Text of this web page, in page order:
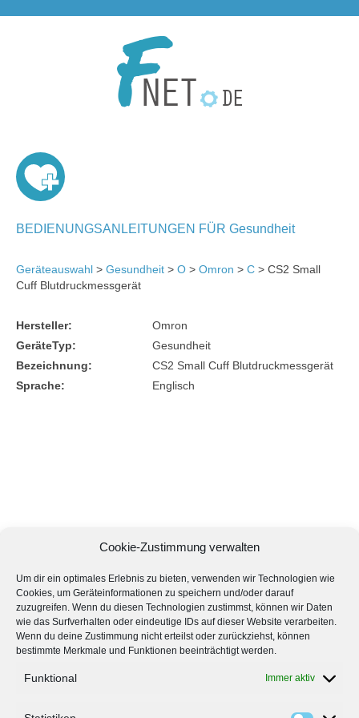
Cookie-Zustimmung verwalten
Um dir ein optimales Erlebnis zu bieten, verwenden wir Technologien wie
Cookies, um Geräteinformationen zu speichern und/oder darauf
zuzugreifen. Wenn du diesen Technologien zustimmst, können wir Daten
wie das Surfverhalten oder eindeutige IDs auf dieser Website verarbeiten.
Wenn du deine Zustimmung nicht erteilst oder zurückziehst, können
bestimmte Merkmale und Funktionen beeinträchtigt werden.
Funktional Immer aktiv
BEDIENUNGSANLEITUNGEN FÜR Gesundheit
Geräteauswahl > Gesundheit > O > Omron > C > CS2 Small
Cuff Blutdruckmessgerät
Hersteller:
Omron
GeräteTyp:
Gesundheit
Bezeichnung:
CS2 Small Cuff Blutdruckmessgerät
Sprache:
Englisch
Download